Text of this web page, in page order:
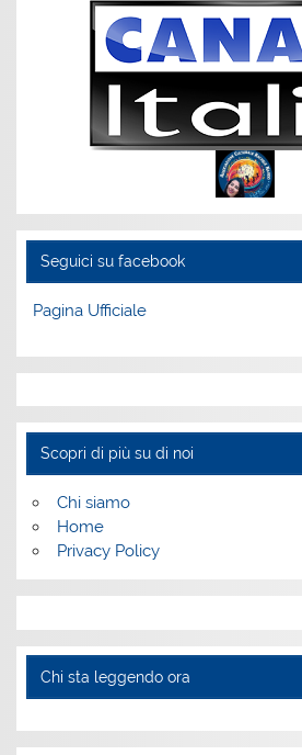
Seguici su facebook
Pagina Ufficiale
Scopri di più su di noi
Chi siamo
Home
Privacy Policy
Chi sta leggendo ora